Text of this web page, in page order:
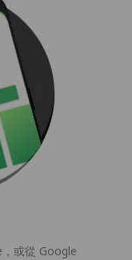
或從 Google